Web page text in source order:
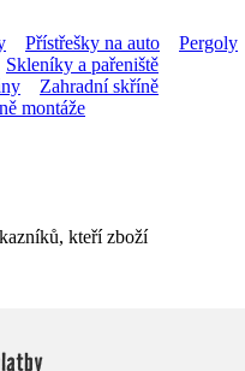
Přístřešky na auto
Pergoly
Skleníky a pařeniště
Zahradní skříně
montáže
kteří zboží